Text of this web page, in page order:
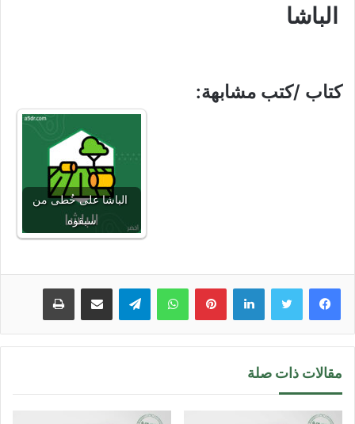
الباشا
كتاب /كتب مشابهة:
الباشا على خُطى من
سبقوه
لينكدإن بينتيريستواتساب تيلقرام مشاركة عبر البريد طباعة
مقالات ذات صلة